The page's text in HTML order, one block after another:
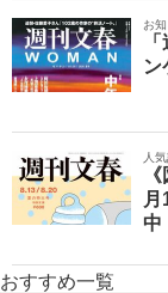
お
ン
人
中
おすすめ一覧